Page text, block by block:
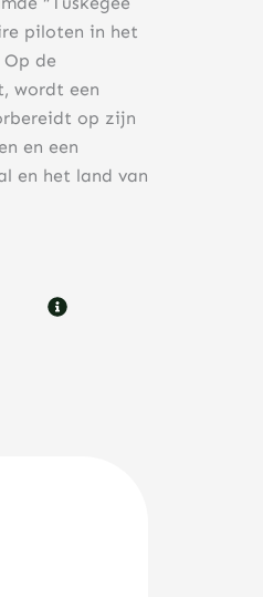
piloten in het
Op de
wordt een
op zijn
en een
en het land van